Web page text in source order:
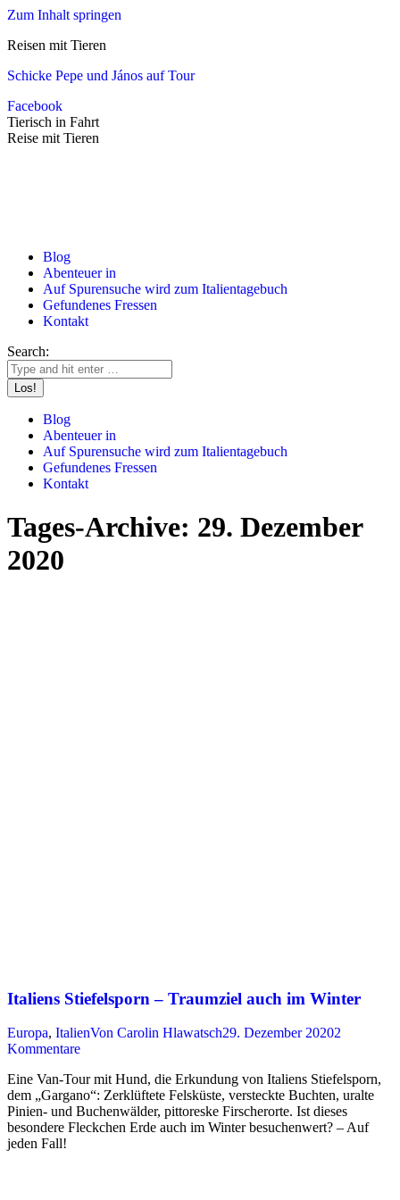
Zum Inhalt springen
Reisen mit Tieren
Schicke Pepe und János auf Tour
Facebook
Tierisch in Fahrt
Reise mit Tieren
Blog
Abenteuer in
Auf Spurensuche wird zum Italientagebuch
Gefundenes Fressen
Kontakt
Search:
Blog
Abenteuer in
Auf Spurensuche wird zum Italientagebuch
Gefundenes Fressen
Kontakt
Tages-Archive: 29. Dezember
2020
Italiens Stiefelsporn – Traumziel auch im Winter
Europa, ItalienVon Carolin Hlawatsch29. Dezember 20202
Kommentare
Eine Van-Tour mit Hund, die Erkundung von Italiens Stiefelsporn,
dem „Gargano“: Zerklüftete Felsküste, versteckte Buchten, uralte
Pinien- und Buchenwälder, pittoreske Firscherorte. Ist dieses
besondere Fleckchen Erde auch im Winter besuchenwert? – Auf
jeden Fall!